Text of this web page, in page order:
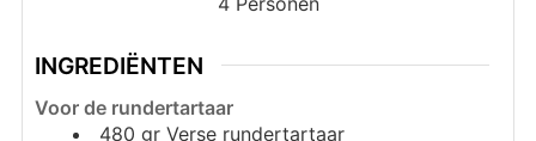
INGREDIËNTEN
Voor de rundertartaar
480 gr Verse rundertartaar